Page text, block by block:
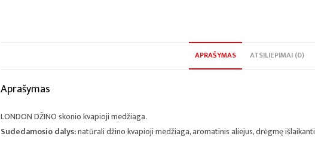
APRAŠYMAS ATSILIEPIMAI (0)
Aprašymas
LONDON DŽINO skonio kvapioji medžiaga.
Sudedamosio dalys:natūrali džino kvapioji medžiaga, aromatinis aliejus, drėgmę